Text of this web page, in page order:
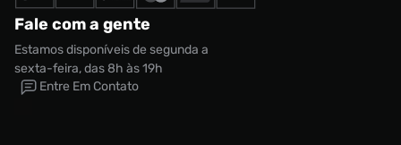
Fale com a gente
Estamos disponíveis de segunda a
sexta-feira, das 8h às 19h
Entre Em Contato